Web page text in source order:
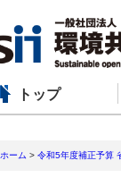
トップ
ホーム > 令和5年度補正予算